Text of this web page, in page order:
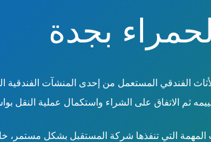
الحمراء بجدة
الفندقي المستعمل من إحدى المنشآت الفندقية
ثم الاتفاق على الشراء واستكمال عملية
المهمة التي تنفذها شركة المستقبل بشكل مستمر،